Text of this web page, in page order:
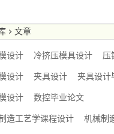
文章
设计 冷挤压模具设计 压
设计 夹具设计 夹具设计
设计 数控毕业论文
造工艺学课程设计 机械制